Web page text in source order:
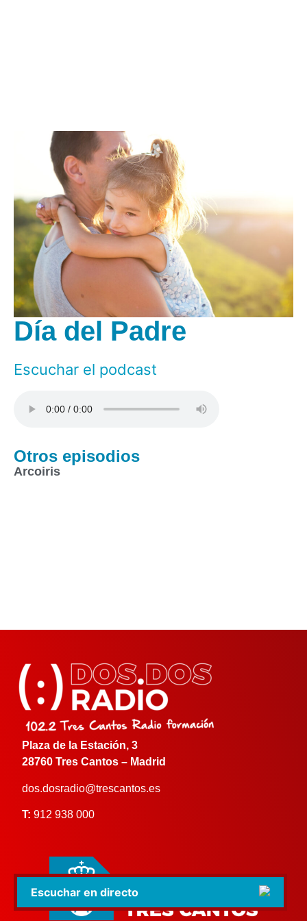
Día del Padre
Escuchar el podcast
Otros episodios
Arcoiris
Plaza de la Estación, 3
28760 Tres Cantos – Madrid
dos.dosradio@trescantos.es
T: 912 938 000
Escuchar en directo